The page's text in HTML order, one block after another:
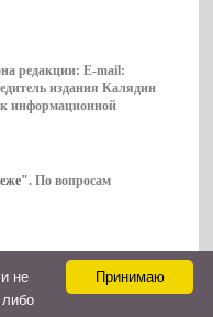
редакции: E-mail:
издания Калядин
информационной
. По вопросам
Принимаю
не